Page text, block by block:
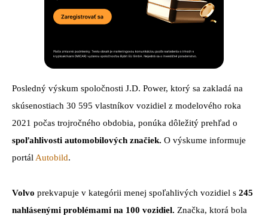
Posledný výskum spoločnosti J.D. Power, ktorý sa zakladá na
skúsenostiach 30 595 vlastníkov vozidiel z modelového roka
2021 počas trojročného obdobia, ponúka dôležitý prehľad o
spoľahlivosti automobilových značiek. O výskume informuje
portálAutobild.
Volvo prekvapuje v kategórii menej spoľahlivých vozidiel s 245
nahlásenými problémami na 100 vozidiel. Značka, ktorá bola